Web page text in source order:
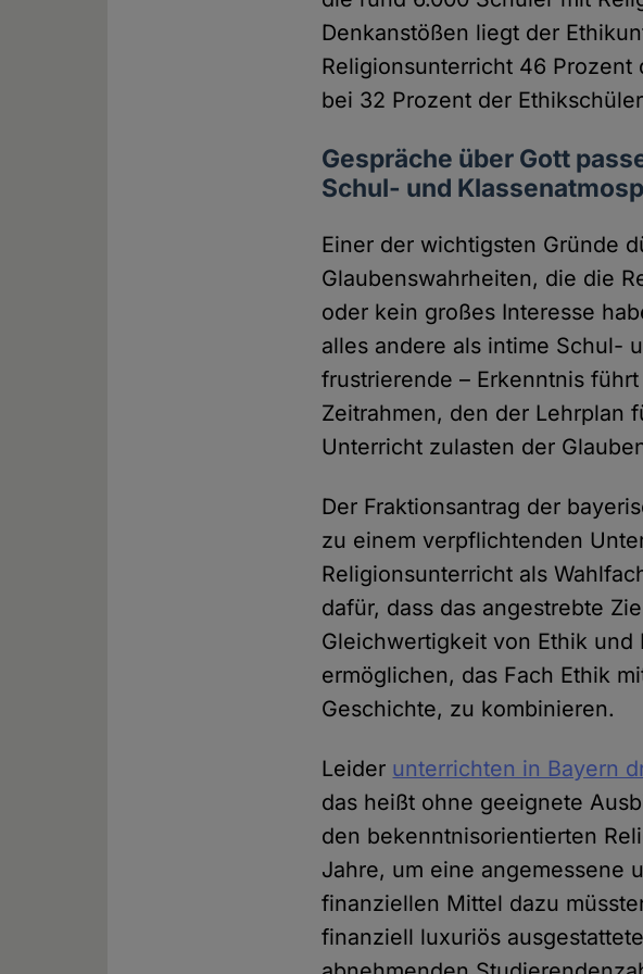
Denkanstößen liegt der
Religionsunterricht 46
bei 32 Prozent der
Gespräche über Gott
Schul- und
Einer der wichtigsten Gründe
Glaubenswahrheiten, die die
oder kein großes Interesse
alles andere als intime Schul-
frustrierende – Erkenntnis
Zeitrahmen, den der Lehrplan
Unterricht zulasten der
Der Fraktionsantrag der
zu einem verpflichtenden
Religionsunterricht als
dafür, dass das angestrebte
Gleichwertigkeit von Ethik
ermöglichen, das Fach Ethik
Geschichte, zu kombinieren.
Leider unterrichten in Bayern
das heißt ohne geeignete
den bekenntnisorientierten
Jahre, um eine angemessene
finanziellen Mittel dazu
finanziell luxuriös